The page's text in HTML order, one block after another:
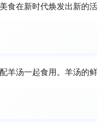
食在新时代焕发出新的
羊汤一起食用。羊汤的